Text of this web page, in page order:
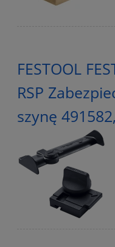
FESTOOL
RSP
szynę